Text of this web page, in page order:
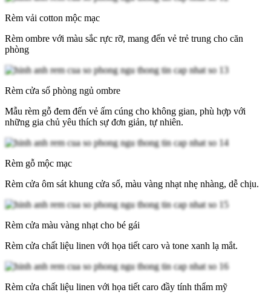
Rèm vải cotton mộc mạc
Rèm ombre với màu sắc rực rỡ, mang đến vẻ trẻ trung cho căn
phòng
Rèm cửa sổ phòng ngủ ombre
Mẫu rèm gỗ đem đến vẻ ấm cúng cho không gian, phù hợp với
những gia chủ yêu thích sự đơn giản, tự nhiên.
Rèm gỗ mộc mạc
Rèm cửa ôm sát khung cửa sổ, màu vàng nhạt nhẹ nhàng, dễ chịu.
Rèm cửa màu vàng nhạt cho bé gái
Rèm cửa chất liệu linen với họa tiết caro và tone xanh lạ mắt.
Rèm cửa chất liệu linen với họa tiết caro đầy tính thẩm mỹ